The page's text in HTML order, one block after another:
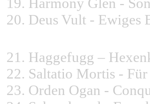
20. Deus Vult - Ewiges
21. Haggefugg –
22. Saltatio Mortis -
23. Orden Ogan -